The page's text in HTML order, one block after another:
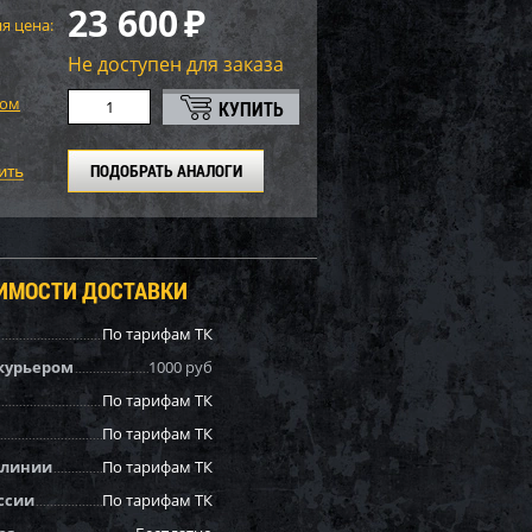
цена: 23 600₽
Не доступен для заказа
ПОДОБРАТЬ АНАЛОГИ
ДОСТАВКИ
По тарифам ТК
1000 руб
По тарифам ТК
По тарифам ТК
По тарифам ТК
По тарифам ТК